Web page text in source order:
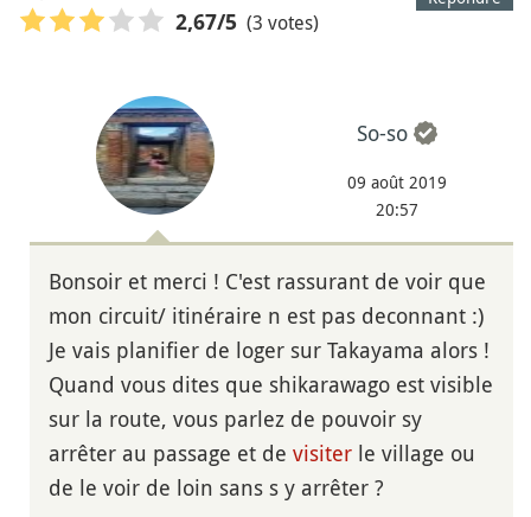
2,67/5 (3 votes)
So-so
09 août 2019
20:57
Bonsoir et merci ! C'est rassurant de voir que
mon circuit/ itinéraire n est pas deconnant :)
Je vais planifier de loger sur Takayama alors !
Quand vous dites que shikarawago est visible
sur la route, vous parlez de pouvoir sy
arrêter au passage et de visiter le village ou
de le voir de loin sans s y arrêter ?